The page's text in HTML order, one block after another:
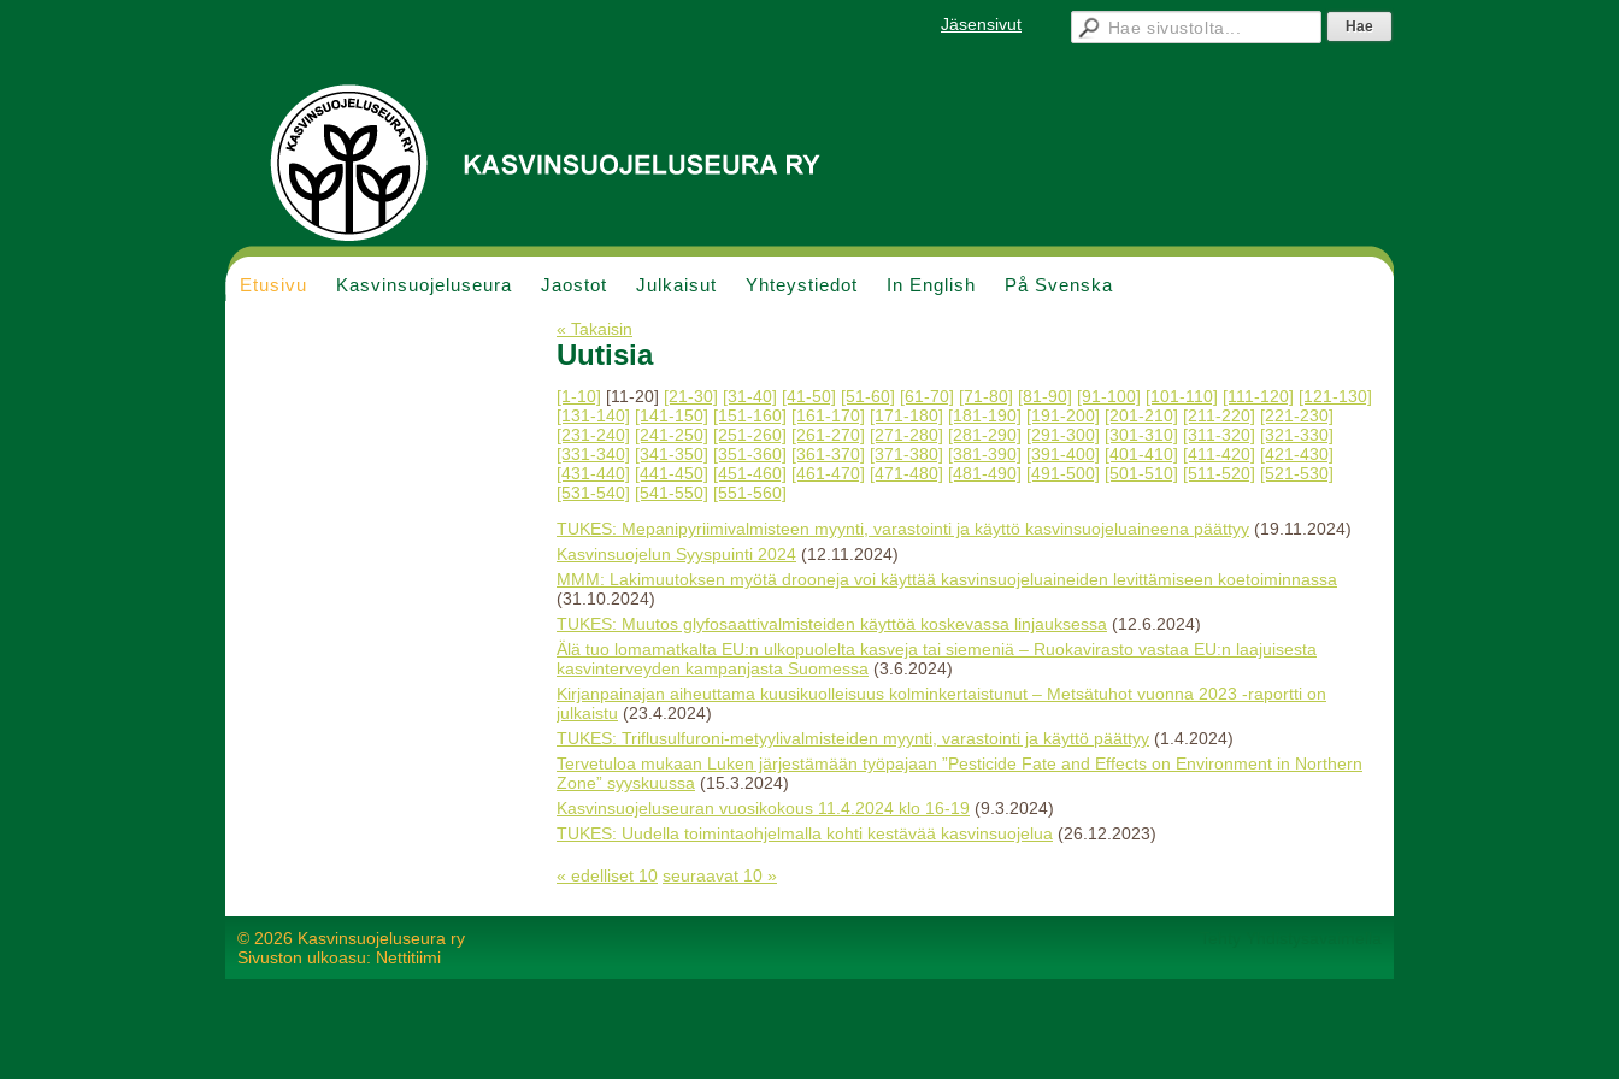
Jäsensivut
Etusivu Kasvinsuojeluseura Jaostot Julkaisut Yhteystiedot In English På Svenska
« Takaisin
Uutisia
[1-10] [11-20] [21-30] [31-40] [41-50] [51-60] [61-70] [71-80] [81-90] [91-100] [101-110] [111-120] [121-130]
[131-140] [141-150] [151-160] [161-170] [171-180] [181-190] [191-200] [201-210] [211-220] [221-230]
[231-240] [241-250] [251-260] [261-270] [271-280] [281-290] [291-300] [301-310] [311-320] [321-330]
[331-340] [341-350] [351-360] [361-370] [371-380] [381-390] [391-400] [401-410] [411-420] [421-430]
[431-440] [441-450] [451-460] [461-470] [471-480] [481-490] [491-500] [501-510] [511-520] [521-530]
[531-540] [541-550] [551-560]
TUKES: Mepanipyriimivalmisteen myynti, varastointi ja käyttö kasvinsuojeluaineena päättyy (19.11.2024)
Kasvinsuojelun Syyspuinti 2024 (12.11.2024)
MMM: Lakimuutoksen myötä drooneja voi käyttää kasvinsuojeluaineiden levittämiseen koetoiminnassa
(31.10.2024)
TUKES: Muutos glyfosaattivalmisteiden käyttöä koskevassa linjauksessa (12.6.2024)
Älä tuo lomamatkalta EU:n ulkopuolelta kasveja tai siemeniä – Ruokavirasto vastaa EU:n laajuisesta
kasvinterveyden kampanjasta Suomessa (3.6.2024)
Kirjanpainajan aiheuttama kuusikuolleisuus kolminkertaistunut – Metsätuhot vuonna 2023 -raportti on
julkaistu (23.4.2024)
TUKES: Triflusulfuroni-metyylivalmisteiden myynti, varastointi ja käyttö päättyy (1.4.2024)
Tervetuloa mukaan Luken järjestämään työpajaan ”Pesticide Fate and Effects on Environment in Northern
Zone” syyskuussa (15.3.2024)
Kasvinsuojeluseuran vuosikokous 11.4.2024 klo 16-19 (9.3.2024)
TUKES: Uudella toimintaohjelmalla kohti kestävää kasvinsuojelua (26.12.2023)
« edelliset 10 seuraavat 10 »
© 2026 Kasvinsuojeluseura ry
Sivuston ulkoasu: Nettitiimi